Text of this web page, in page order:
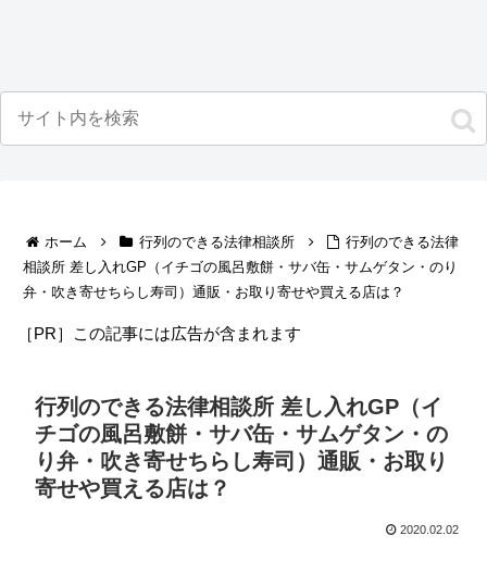
ホーム 行列のできる法律相談所
行列のできる法律
相談所 差し入れGP（イチゴの風呂敷餅・サバ缶・サムゲタン・のり
弁・吹き寄せちらし寿司）通販・お取り寄せや買える店は？
［PR］この記事には広告が含まれます
行列のできる法律相談所 差し入れGP（イ
チゴの風呂敷餅・サバ缶・サムゲタン・の
り弁・吹き寄せちらし寿司）通販・お取り
寄せや買える店は？
2020.02.02